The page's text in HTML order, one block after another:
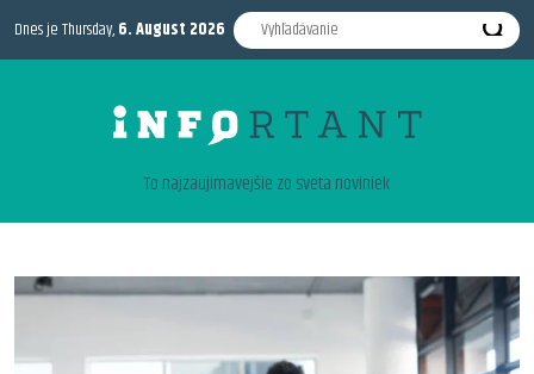
Dnes je Thursday,6. August 2026
To najzaujimavejšie zo sveta noviniek